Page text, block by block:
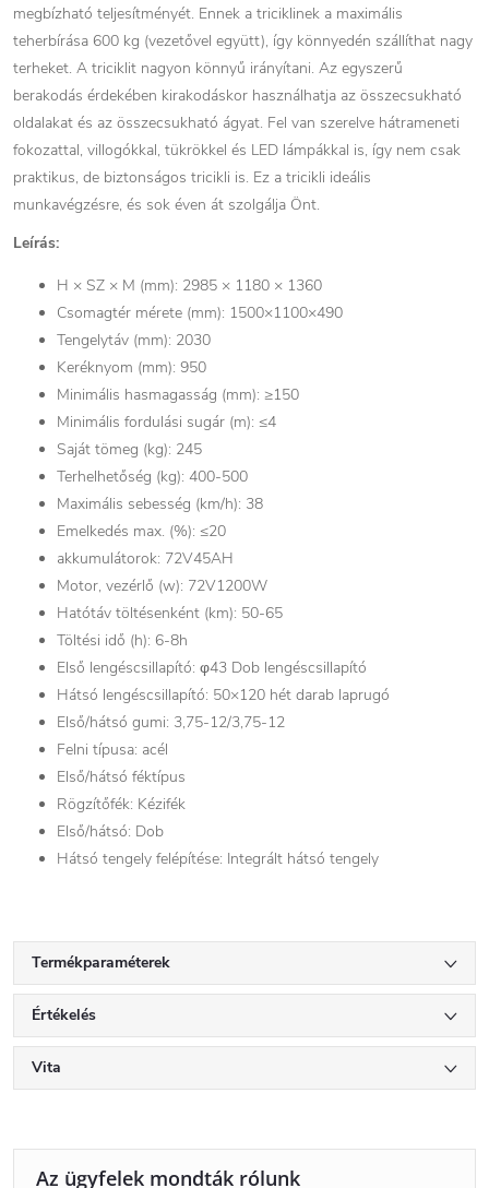
megbízható teljesítményét. Ennek a triciklinek a maximális
teherbírása 600 kg (vezetővel együtt), így könnyedén szállíthat nagy
terheket. A triciklit nagyon könnyű irányítani. Az egyszerű
berakodás érdekében kirakodáskor használhatja az összecsukható
oldalakat és az összecsukható ágyat. Fel van szerelve hátrameneti
fokozattal, villogókkal, tükrökkel és LED lámpákkal is, így nem csak
praktikus, de biztonságos tricikli is. Ez a tricikli ideális
munkavégzésre, és sok éven át szolgálja Önt.
Leírás:
H × SZ × M (mm): 2985 × 1180 × 1360
Csomagtér mérete (mm): 1500×1100×490
Tengelytáv (mm): 2030
Keréknyom (mm): 950
Minimális hasmagasság (mm): ≥150
Minimális fordulási sugár (m): ≤4
Saját tömeg (kg): 245
Terhelhetőség (kg): 400-500
Maximális sebesség (km/h): 38
Emelkedés max. (%): ≤20
akkumulátorok: 72V45AH
Motor, vezérlő (w): 72V1200W
Hatótáv töltésenként (km): 50-65
Töltési idő (h): 6-8h
Első lengéscsillapító: φ43 Dob lengéscsillapító
Hátsó lengéscsillapító: 50×120 hét darab laprugó
Első/hátsó gumi: 3,75-12/3,75-12
Felni típusa: acél
Első/hátsó féktípus
Rögzítőfék: Kézifék
Első/hátsó: Dob
Hátsó tengely felépítése: Integrált hátsó tengely
Termékparaméterek
Értékelés
Vita